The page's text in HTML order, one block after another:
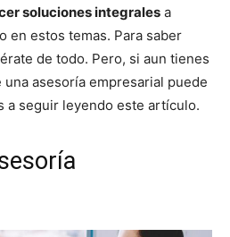
soluciones integrales a
en estos temas. Para saber
de todo. Pero, si aun tienes
asesoría empresarial puede
a seguir leyendo este artículo.